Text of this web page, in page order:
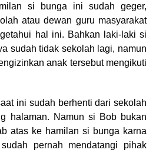
si bunga ini sudah geger,
atau dewan guru masyarakat
hal ini. Bahkan laki-laki si
sudah tidak sekolah lagi, namun
anak tersebut mengikuti
ini sudah berhenti dari sekolah
halaman. Namun si Bob bukan
atas ke hamilan si bunga karna
pernah mendatangi pihak